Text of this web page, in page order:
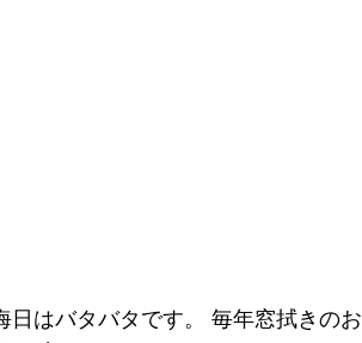
日はバタバタです。 毎年窓拭きの